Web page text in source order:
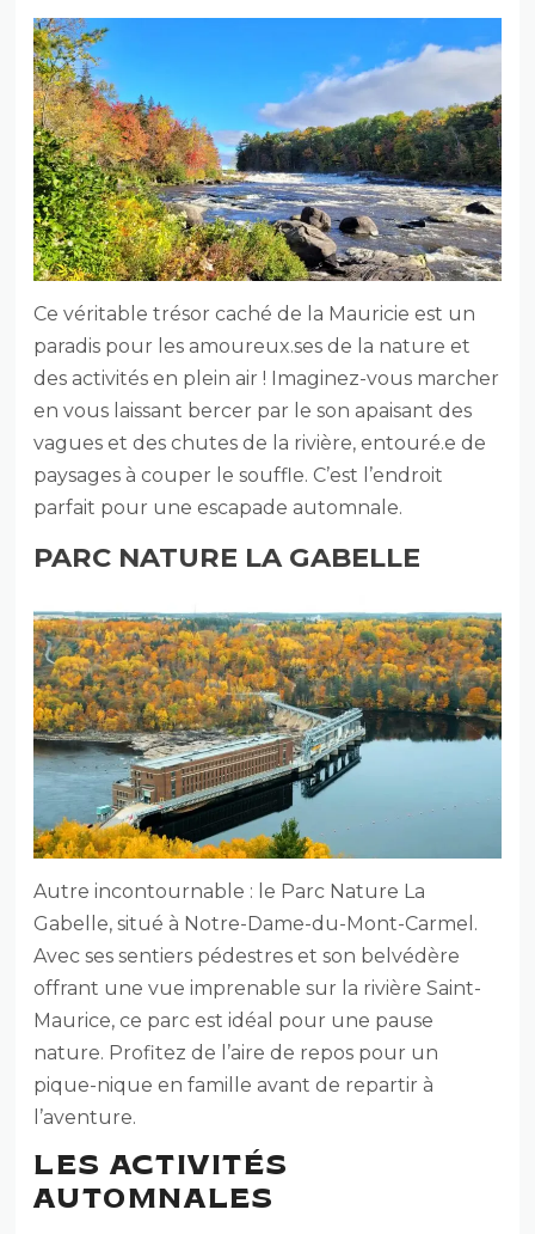
Ce véritable trésor caché de la Mauricie est un
paradis pour les amoureux.ses de la nature et
des activités en plein air ! Imaginez-vous marcher
en vous laissant bercer par le son apaisant des
vagues et des chutes de la rivière, entouré.e de
paysages à couper le souffle. C’est l’endroit
parfait pour une escapade automnale.
PARC NATURE LA GABELLE
Autre incontournable : le Parc Nature La
Gabelle, situé à Notre-Dame-du-Mont-Carmel.
Avec ses sentiers pédestres et son belvédère
offrant une vue imprenable sur la rivière Saint-
Maurice, ce parc est idéal pour une pause
nature. Profitez de l’aire de repos pour un
pique-nique en famille avant de repartir à
l’aventure.
LES ACTIVITÉS
AUTOMNALES